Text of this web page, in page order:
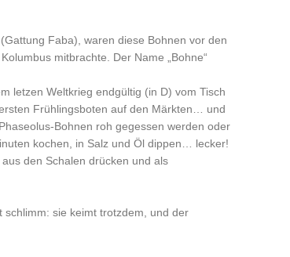
Faba), waren diese Bohnen vor den
mitbrachte. Der Name „Bohne“
letzen Weltkrieg endgültig (in D) vom Tisch
Frühlingsboten auf den Märkten… und
Bohnen roh gegessen werden oder
kochen, in Salz und Öl dippen… lecker!
den Schalen drücken und als
schlimm: sie keimt trotzdem, und der